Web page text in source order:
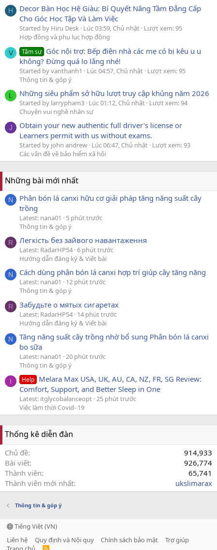
H
Decor Bàn Học Hệ Giàu: Bí Quyết Nâng Tầm Đẳng Cấp
Cho Góc Học Tập Và Làm Việc
Started by Hiru Desk Lúc 03:59, Chủ nhật Lượt xem: 95
Hợp đồng và phụ lục hợp đồng
V Tâm sự Góc nội trợ: Bếp điện nhà các mẹ có bị kêu u u
không? Đừng quá lo lắng nhé!
Started by vanthanh1 Lúc 04:57, Chủ nhật Lượt xem: 95
Thông tin & góp ý
L Những siêu phẩm sở hữu lượt truy cập khủng năm 2026
Started by larrypham3 Lúc 01:12, Chủ nhật Lượt xem: 94
Chuyện vui nghề nhân sự
J
Obtain your new authentic full driver's license or
Learners permit with us without exams.
Started by john andrew Lúc 06:47, Chủ nhật Lượt xem: 93
Các vấn đề về bảo hiểm xã hội
Những bài mới nhất
N
Phân bón lá canxi hữu cơ giải pháp tăng năng suất cây
trồng
Latest: nana01
5 phút trước
Thông tin & góp ý
R Легкість без зайвого навантаження
Latest: RadarHP54 6 phút trước
Hướng dẫn đăng ký & Viết bài
N Cách dùng phân bón lá canxi hợp trí giúp cây tăng năng
Latest: nana01
12 phút trước
Thông tin & góp ý
R Забудьте о мятых сигаретах
Latest: RadarHP54 14 phút trước
Hướng dẫn đăng ký & Viết bài
N
Tăng năng suất cây trồng nhờ bổ sung Phân bón lá canxi
bo sữa
Latest: nana01
20 phút trước
Thông tin & góp ý
I Help Melara Max USA, UK, AU, CA, NZ, FR, SG Review:
Comfort, Support, and Better Sleep in One
Latest: itglycobalanceopt 25 phút trước
Việc làm thời Covid- 19
Thống kê diễn đàn
Chủ đề
914,933
Bài viết
926,774
Thành viên
65,741
Thành viên mới nhất
ukslimarax
Thông tin & góp ý
Tiếng Việt (VN)
Liên hệ
Quy định và Nội quy Chính sách bảo mật
Trợ giúp
R